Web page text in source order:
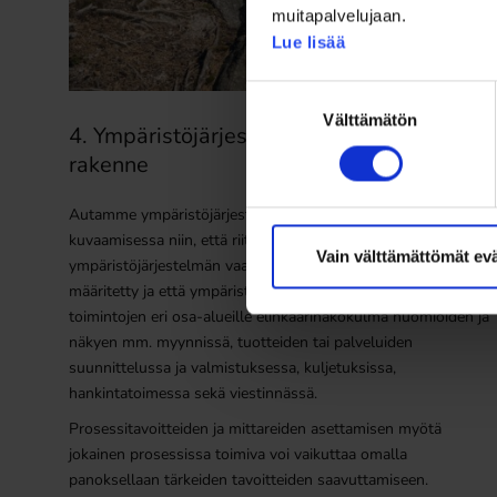
muitapalvelujaan.
Lue lisää
Suostumuksen
Välttämätön
Vain välttämättömät
4. Ympäristöjärjestelmän toiminnallinen
rakenne
Autamme ympäristöjärjestelmän toiminnallisen rakenteen
kuvaamisessa niin, että riittävät prosessit
ympäristöjärjestelmän vaatimusten täyttämiseen on
määritetty ja että ympäristönäkökulma on sisällytetty
toimintojen eri osa-alueille elinkaarinäkökulma huomioiden ja
näkyen mm. myynnissä, tuotteiden tai palveluiden
suunnittelussa ja valmistuksessa, kuljetuksissa,
hankintatoimessa sekä viestinnässä.
Prosessitavoitteiden ja mittareiden asettamisen myötä
jokainen prosessissa toimiva voi vaikuttaa omalla
panoksellaan tärkeiden tavoitteiden saavuttamiseen.